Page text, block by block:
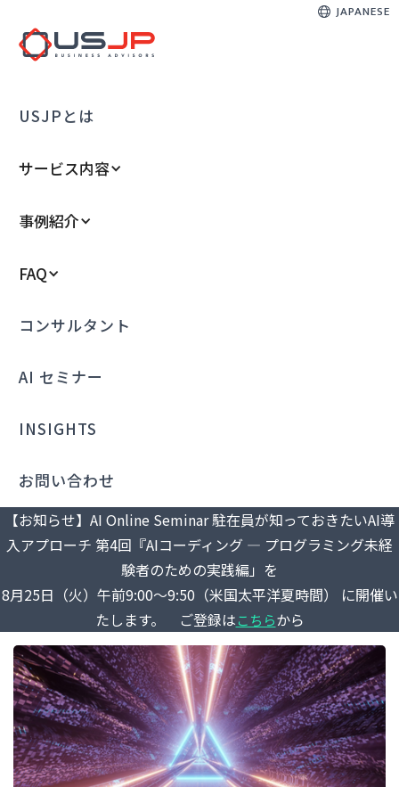
JAPANESE
USJPとは
サービス内容
事例紹介
FAQ
コンサルタント
AI セミナー
INSIGHTS
お問い合わせ
【お知らせ】AI Online Seminar 駐在員が知っておきたいAI導
入アプローチ 第4回『AIコーディング ― プログラミング未経
験者のための実践編」を
8月25日（火）午前9:00～9:50（米国太平洋夏時間） に開催い
たします。 ご登録はこちらから